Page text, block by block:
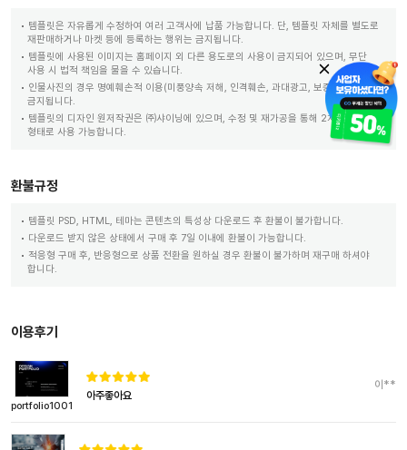
템플릿은 자유롭게 수정하여 여러 고객사에 납품 가능합니다. 단, 템플릿 자체를 별도로
재판매하거나 마켓 등에 등록하는 행위는 금지됩니다.
템플릿에 사용된 이미지는 홈페이지 외 다른 용도로의 사용이 금지되어 있으며, 무단
사용 시 법적 책임을 물을 수 있습니다.
인물사진의 경우 명예훼손적 이용(미풍양속 저해, 인격훼손, 과대광고, 보증, 합성 등)이
금지됩니다.
템플릿의 디자인 원저작권은 ㈜샤이닝에 있으며, 수정 및 재가공을 통해 2차 저작물
형태로 사용 가능합니다.
환불규정
템플릿 PSD, HTML, 테마는 콘텐츠의 특성상 다운로드 후 환불이 불가합니다.
다운로드 받지 않은 상태에서 구매 후 7일 이내에 환불이 가능합니다.
적응형 구매 후, 반응형으로 상품 전환을 원하실 경우 환불이 불가하며 재구매 하셔야
합니다.
이용후기
portfolio1001
아주좋아요
이**